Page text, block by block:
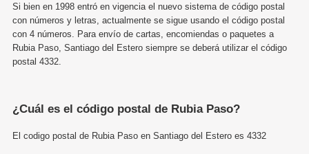
Si bien en 1998 entró en vigencia el nuevo sistema de código postal
con números y letras, actualmente se sigue usando el código postal
con 4 números. Para envío de cartas, encomiendas o paquetes a
Rubia Paso, Santiago del Estero siempre se deberá utilizar el código
postal 4332.
¿Cuál es el código postal de Rubia Paso?
El codigo postal de Rubia Paso en Santiago del Estero es 4332